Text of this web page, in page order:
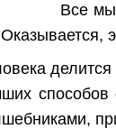
Все
способов